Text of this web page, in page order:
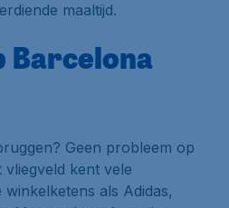
maaltijd.
Barcelona
Geen probleem op
kent vele
winkelketens als Adidas,